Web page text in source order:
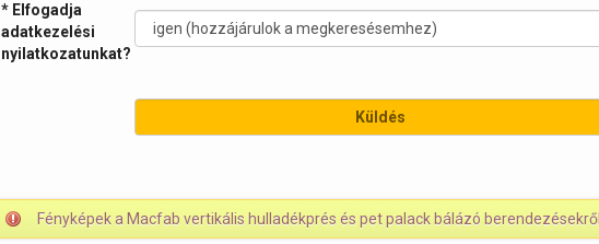
* Elfogadja
adatkezelési
nyilatkozatunkat?
Fényképek a Macfab vertikális hulladékprés és pet palack bálázó berendezésekről